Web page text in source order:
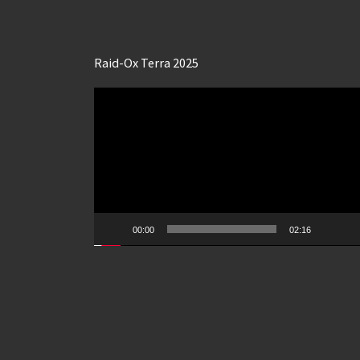
Raid-Ox Terra 2025
00:00 02:16